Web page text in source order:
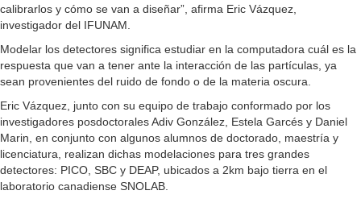
calibrarlos y cómo se van a diseñar”, afirma Eric Vázquez,
investigador del IFUNAM.
Modelar los detectores significa estudiar en la computadora cuál es la
respuesta que van a tener ante la interacción de las partículas, ya
sean provenientes del ruido de fondo o de la materia oscura.
Eric Vázquez, junto con su equipo de trabajo conformado por los
investigadores posdoctorales Adiv González, Estela Garcés y Daniel
Marin, en conjunto con algunos alumnos de doctorado, maestría y
licenciatura, realizan dichas modelaciones para tres grandes
detectores: PICO, SBC y DEAP, ubicados a 2km bajo tierra en el
laboratorio canadiense SNOLAB.